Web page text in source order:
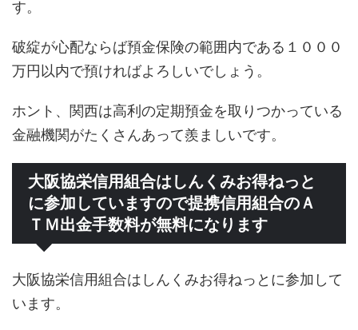
す。
破綻が心配ならば預金保険の範囲内である１０００
万円以内で預ければよろしいでしょう。
ホント、関西は高利の定期預金を取りつかっている
金融機関がたくさんあって羨ましいです。
大阪協栄信用組合はしんくみお得ねっと
に参加していますので提携信用組合のＡ
ＴＭ出金手数料が無料になります
大阪協栄信用組合はしんくみお得ねっとに参加して
います。